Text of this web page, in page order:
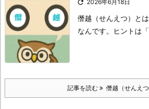
 2026年6月18日
僭越（せんえつ）と
なんです。
ヒントは
記事を読む 僭越（せんえ